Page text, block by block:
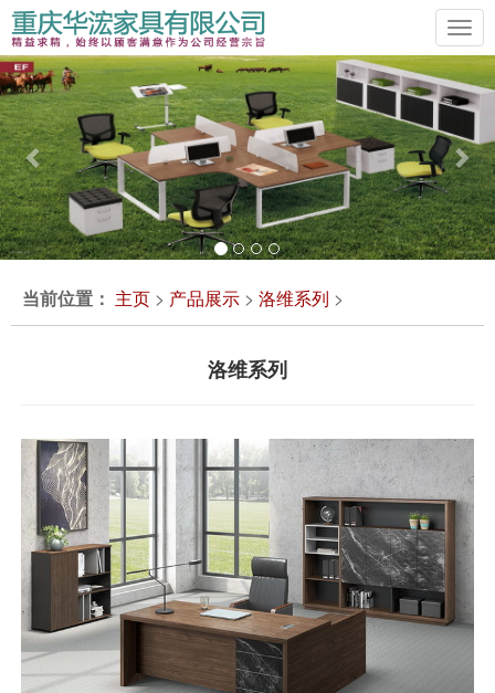
Previous
当前位置： 主页 > 产品展示 > 洛维系列 >
洛维系列